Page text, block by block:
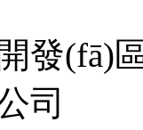
發(fā)
司